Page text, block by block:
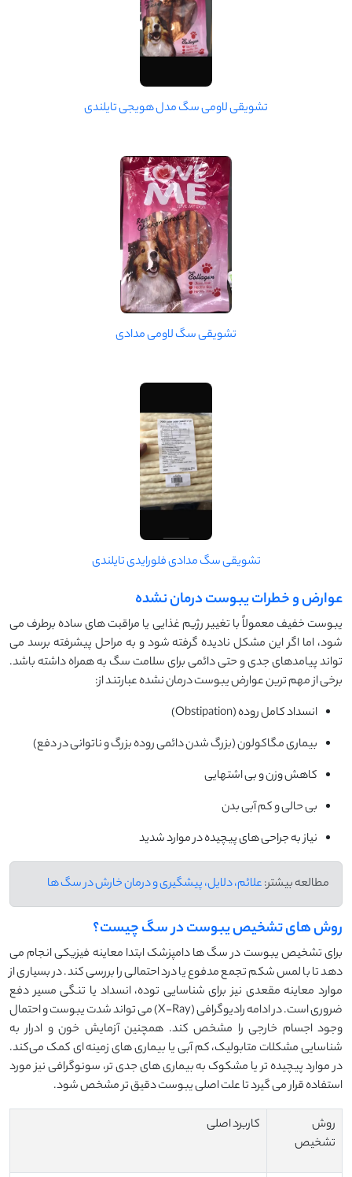
تشویقی لاومی سگ مدل هویجی تایلندی
تشویقی سگ لاومی مدادی
تشویقی سگ مدادی فلورایدی تایلندی
عوارض و خطرات یبوست درمان نشده
یبوست خفیف معمولاً با تغییر رژیم غذایی یا مراقبت های ساده برطرف می
شود، اما اگر این مشکل نادیده گرفته شود و به مراحل پیشرفته برسد می
تواند پیامدهای جدی و حتی دائمی برای سلامت سگ به همراه داشته باشد.
برخی از مهم ترین عوارض یبوست درمان نشده عبارتند از:
انسداد کامل روده (Obstipation)
بیماری مگاکولون (بزرگ شدن دائمی روده بزرگ و ناتوانی در دفع)
کاهش وزن و بی اشتهایی
بی حالی و کم آبی بدن
نیاز به جراحی های پیچیده در موارد شدید
مطالعه بیشتر:علائم، دلایل، پیشگیری و درمان خارش در سگ ها
روش های تشخیص یبوست در سگ چیست؟
برای تشخیص یبوست در سگ ها دامپزشک ابتدا معاینه فیزیکی انجام می
دهد تا با لمس شکم تجمع مدفوع یا درد احتمالی را بررسی کند. در بسیاری از
موارد معاینه مقعدی نیز برای شناسایی توده، انسداد یا تنگی مسیر دفع
ضروری است. در ادامه رادیوگرافی (X-Ray) می تواند شدت یبوست و احتمال
وجود اجسام خارجی را مشخص کند. همچنین آزمایش خون و ادرار به
شناسایی مشکلات متابولیک، کم آبی یا بیماری های زمینه ای کمک می‌کند.
در موارد پیچیده تر یا مشکوک به بیماری های جدی تر، سونوگرافی نیز مورد
استفاده قرار می گیرد تا علت اصلی یبوست دقیق تر مشخص شود.
روش
تشخیص
کاربرد اصلی